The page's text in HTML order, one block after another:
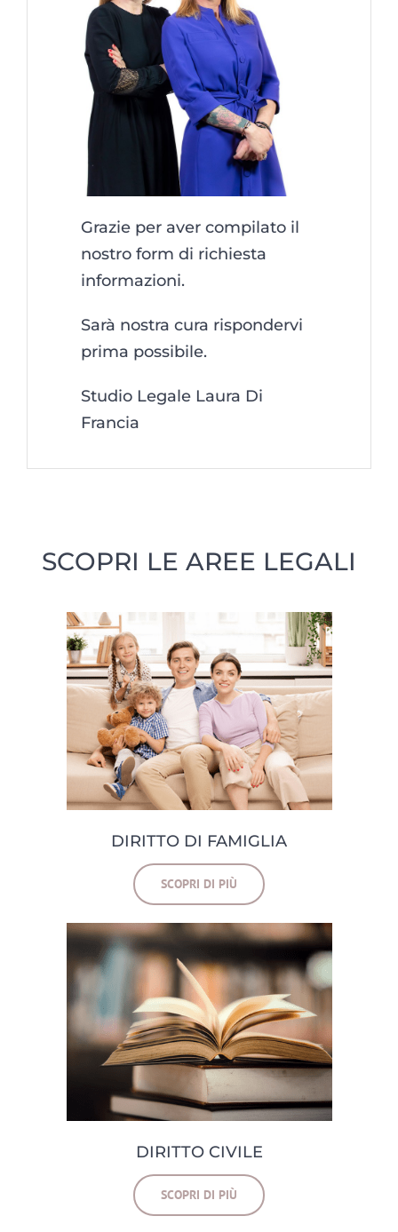
Grazie per aver compilato il
nostro form di richiesta
informazioni.
Sarà nostra cura rispondervi
prima possibile.
Studio Legale Laura Di
Francia
SCOPRI LE AREE LEGALI
DIRITTO DI FAMIGLIA
SCOPRI DI PIÙ
DIRITTO CIVILE
SCOPRI DI PIÙ